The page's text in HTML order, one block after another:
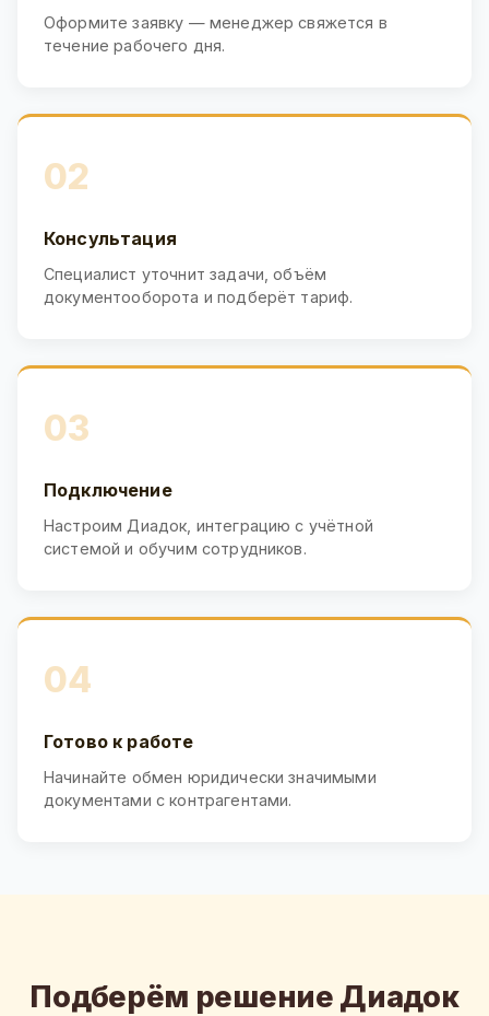
Оформите заявку — менеджер свяжется в
течение рабочего дня.
02
Консультация
Специалист уточнит задачи, объём
документооборота и подберёт тариф.
03
Подключение
Настроим Диадок, интеграцию с учётной
системой и обучим сотрудников.
04
Готово к работе
Начинайте обмен юридически значимыми
документами с контрагентами.
Подберём решение Диадок